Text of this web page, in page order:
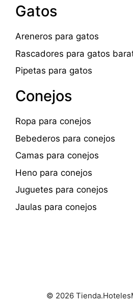
Gatos
Areneros para gatos
Rascadores para gatos
Pipetas para gatos
Conejos
Ropa para conejos
Bebederos para conejos
Camas para conejos
Heno para conejos
Juguetes para conejos
Jaulas para conejos
© 2026